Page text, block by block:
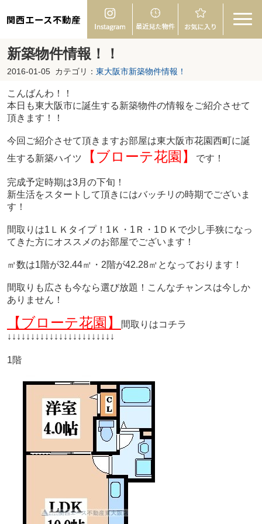
関西エース不動産
新築物件情報！！
2016-01-05 カテゴリ： 東大阪市新築物件情報！
こんばんわ！！
本日も東大阪市に誕生する新築物件の情報をご紹介させて
頂きます！！
今回ご紹介させて頂きますお部屋は東大阪市花園西町に誕
生する新築ハイツ
【ブローテ花園】 です！
完成予定時期は3月の下旬！
新生活をスタートして頂きにはバッチリの時期でございま
す！
間取りは1ＬＫタイプ！1Ｋ・1Ｒ・1ＤＫで少し手狭になっ
てきた方にオススメのお部屋でございます！
㎡数は1階が32.44㎡・2階が42.28㎡となっております！
間取りも広さも今なら選び放題！こんなチャンスは今しか
ありません！
【ブローテ花園】
間取りはコチラ
↓ ↓ ↓ ↓ ↓ ↓ ↓ ↓ ↓ ↓ ↓ ↓ ↓ ↓ ↓ ↓ ↓ ↓ ↓ ↓ ↓ ↓ ↓
1階